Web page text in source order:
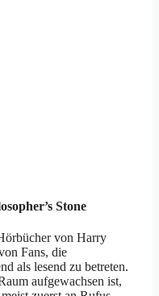
Stone
von Harry
Fans, die
als lesend zu betreten.
aufgewachsen ist,